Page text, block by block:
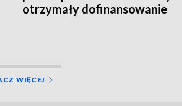
otrzymały dofinansowanie
WIĘCEJ